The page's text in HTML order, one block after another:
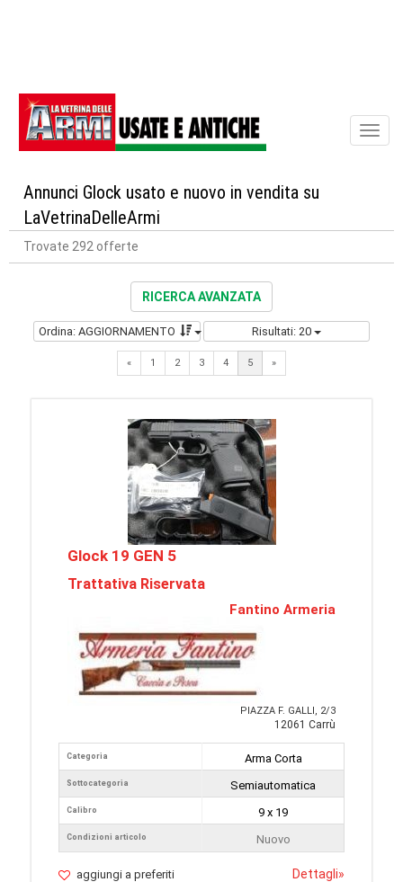
Annunci Glock usato e nuovo in vendita su
LaVetrinaDelleArmi
Trovate 292 offerte
RICERCA AVANZATA
Ordina: AGGIORNAMENTO Risultati: 20
«Previous
1 2 3 4 5 »Next
Glock 19 GEN 5
Trattativa Riservata
Fantino Armeria
PIAZZA F. GALLI, 2/3
12061 Carrù
Categoria
Sottocategoria
Calibro
Condizioni articolo
Arma Corta
Semiautomatica
9 x 19
Nuovo
aggiungi a preferiti Dettagli»